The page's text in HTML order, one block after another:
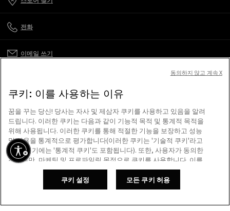
장바구니에 추가
전화
이메일 쓰기
이용 약관
저희가 도와드리겠습니다
스크린 리더를 사용하는 도중 문제가 생겼나요?
쿠키: 이를 사용하는 이유
꿈을 꾸는 당신! 당사는 자사 및 제삼자 쿠키를 사용하고 있음을 알려
드립니다. 이러한 쿠키는 다음과 같이 기능적 목적 및 통계적 목적을
위해 사용됩니다. 이러한 쿠키를 통해 적절한 기능을 보장하고 성능
및 사용을 통계적으로 평가합니다(이러한 쿠키는 '기술적 쿠키'라고
하며, 여기에는 '통계적 쿠키'도 포함됩니다). 또한, 사용자가 동의한
경우에만, 마케팅 및 프로파일링 목적으로 쿠키를 사용합니다. 이를
통해 고객님의 관심 사항 및 선호도에 개인 맞춤화된 유니크한 콘텐
츠를 제공하여, 골든 이용 경험을 한층 더 향상하도록 해줍니다. '모
든 쿠키 허용'을 클릭하면 모든 쿠키를 사용하는 데 동의하게 됩니다.
있습니다. 자세한 정보는 골든구스 쿠키 정책을 참조하시기 바랍니
쿠키 설정 모든 쿠키 허용
동의하지 않고 계속 X